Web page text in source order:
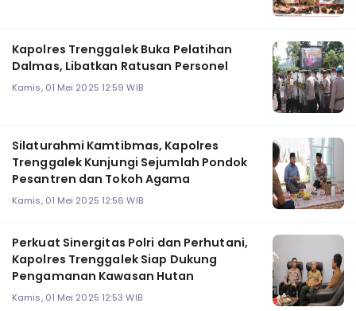
Kapolres Trenggalek Buka Pelatihan
Dalmas, Libatkan Ratusan Personel
Kamis, 01 Mei 2025 12:59 WIB
Silaturahmi Kamtibmas, Kapolres
Trenggalek Kunjungi Sejumlah Pondok
Pesantren dan Tokoh Agama
Kamis, 01 Mei 2025 12:56 WIB
Perkuat Sinergitas Polri dan Perhutani,
Kapolres Trenggalek Siap Dukung
Pengamanan Kawasan Hutan
Kamis, 01 Mei 2025 12:53 WIB